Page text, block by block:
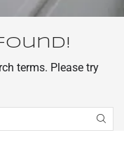
terms. Please try